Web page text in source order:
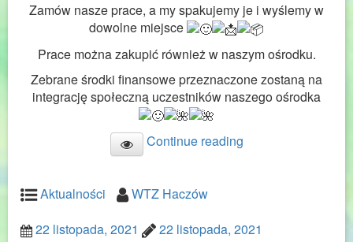
Zamów nasze prace, a my spakujemy je i wyślemy w
dowolne miejsce
Prace można zakupić również w naszym ośrodku.
Zebrane środki finansowe przeznaczone zostaną na
integrację społeczną uczestników naszego ośrodka
Continue reading
Aktualności
WTZ Haczów
22 listopada, 2021
22 listopada, 2021